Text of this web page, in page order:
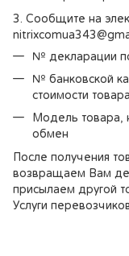
3. Сообщите на
№ декларации
№ банковской
стоимости товара
Модель товара,
обмен
После получения
возвращаем Вам
присылаем другой
Услуги